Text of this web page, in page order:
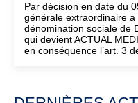
Par décision en date du
générale extraordinaire
dénomination sociale de
qui devient ACTUAL
en conséquence l’art. 3